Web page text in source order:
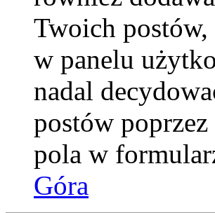
Twoich postów,
w panelu
nadal
postów
pola w
Góra